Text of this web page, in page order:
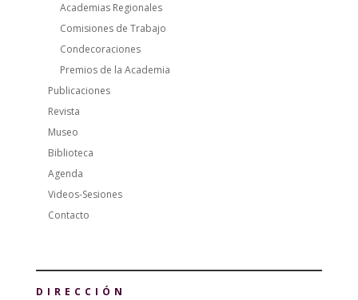
Academias Regionales
Comisiones de Trabajo
Condecoraciones
Premios de la Academia
Publicaciones
Revista
Museo
Biblioteca
Agenda
Videos-Sesiones
Contacto
DIRECCIÓN